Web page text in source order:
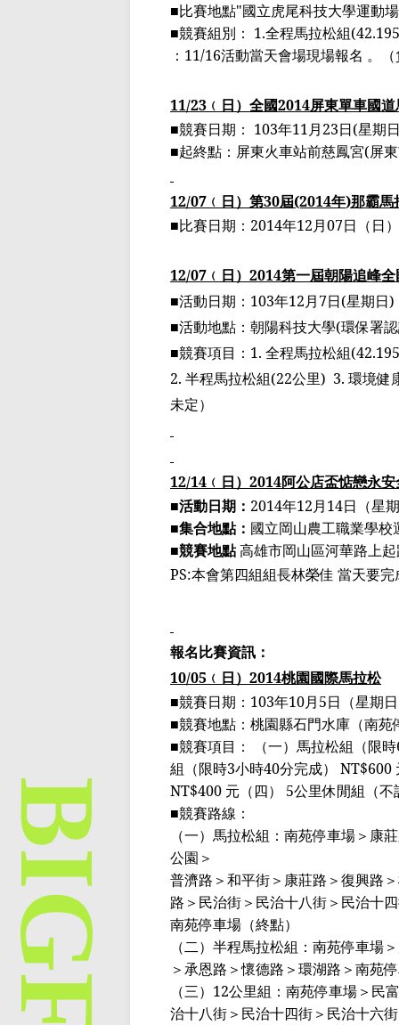
■比賽地點"國立虎尾科技大學運動場
■競賽組別： 1.全程馬拉松組
： 11/16活動當天會場現場報名 。 （
11/23 ﹙ 日） 全國2014屏東單車國
■競賽日期： 103年11月23日(星期
■起終點：屏東火車站前慈鳳宮(屏
12/07 ﹙ 日） 第30屆(2014年)那霸馬
■比賽日期： 2014年12月07日（日
12/07 ﹙ 日） 2014第一屆朝陽追峰全
■活動日期： 103年12月7日(星期日)
■活動地點：朝陽科技大學(環保署
■競賽項目： 1. 全程馬拉松組(42.195
2. 半程馬拉松組(22公里) 3. 環境健
未定）
12/14 ﹙ 日） 2014阿公店盃惦戀永
■活動日期： 2014年12月14日（星
■集合地點： 國立岡山農工職業學
■競賽地點高雄市岡山區河華路上
PS:本會第四組組長林榮佳 當天要完
報名比賽資訊：
10/05 ﹙ 日） 2014桃園國際馬拉松
■競賽日期： 103年10月5日（星期
■競賽地點：桃園縣石門水庫（南苑
■競賽項目： （一）馬拉松組（限時
組（限時3小時40分完成） NT$600
NT$400 元（四） 5公里休閒組（
■競賽路線：
（一）馬拉松組：南苑停車場＞康
公園＞
普濟路＞和平街＞康莊路＞復興路
路＞民治街＞民治十八街＞民治十
南苑停車場（終點）
（二）半程馬拉松組：南苑停車場
＞承恩路 ＞懷德路＞環湖路＞南苑
（三） 12公里組：南苑停車場＞民
治十八街＞民治十四街＞民治十六